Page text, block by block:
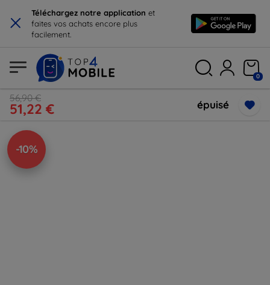
× Téléchargez notre application et
faites vos achats encore plus
facilement.
0
56,90 €
51,22 € épuisé
-10%